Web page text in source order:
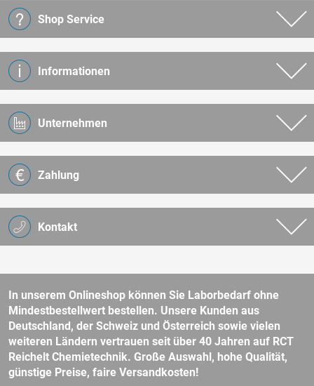
Kontakt
Shop Service
Informationen
Unternehmen
Zahlung
In unserem Onlineshop können Sie Laborbedarf ohne
Mindestbestellwert bestellen. Unsere Kunden aus
Deutschland, der Schweiz und Österreich sowie vielen
weiteren Ländern vertrauen seit über 40 Jahren auf RCT
Reichelt Chemietechnik. Große Auswahl, hohe Qualität,
günstige Preise, faire Versandkosten!